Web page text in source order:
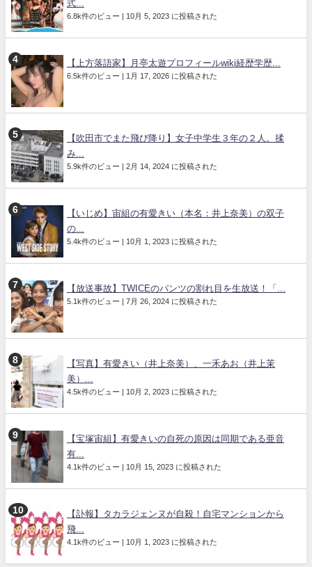
式...
6.8k件のビュー | 10月 5, 2023 に投稿された
【上方落語家】月亭太遊プロフィールwiki経歴学歴...
6.5k件のビュー | 1月 17, 2026 に投稿された
【吹田市でまた飛び降り】女子中学生３年の２人。揉
み...
5.9k件のビュー | 2月 14, 2024 に投稿された
【いじめ】宙組の有愛きい（本名：井上奈美）の双子
の...
5.4k件のビュー | 10月 1, 2023 に投稿された
【放送事故】TWICEのパンツの割れ目を生放送！「...
5.1k件のビュー | 7月 26, 2024 に投稿された
【写真】有愛きい（井上奈美）、一禾あお（井上茉
美）...
4.5k件のビュー | 10月 2, 2023 に投稿された
【宝塚宙組】有愛きいの自死の原因は同期である亜音
有...
4.1k件のビュー | 10月 15, 2023 に投稿された
【訃報】タカラジェンヌが自殺！自宅マンションから
飛...
4.1k件のビュー | 10月 1, 2023 に投稿された